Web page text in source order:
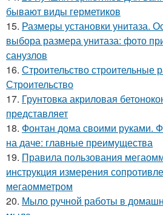
бывают виды герметиков
15. Размеры установки унитаза.
выбора размера унитаза: фото
санузлов
16. Строительство строительные
Строительство
17. Грунтовка акриловая
представляет
18. Фонтан дома своими руками.
на даче: главные преимущества
19. Правила пользования
инструкция измерения
мегаомметром
20. Мыло ручной работы в